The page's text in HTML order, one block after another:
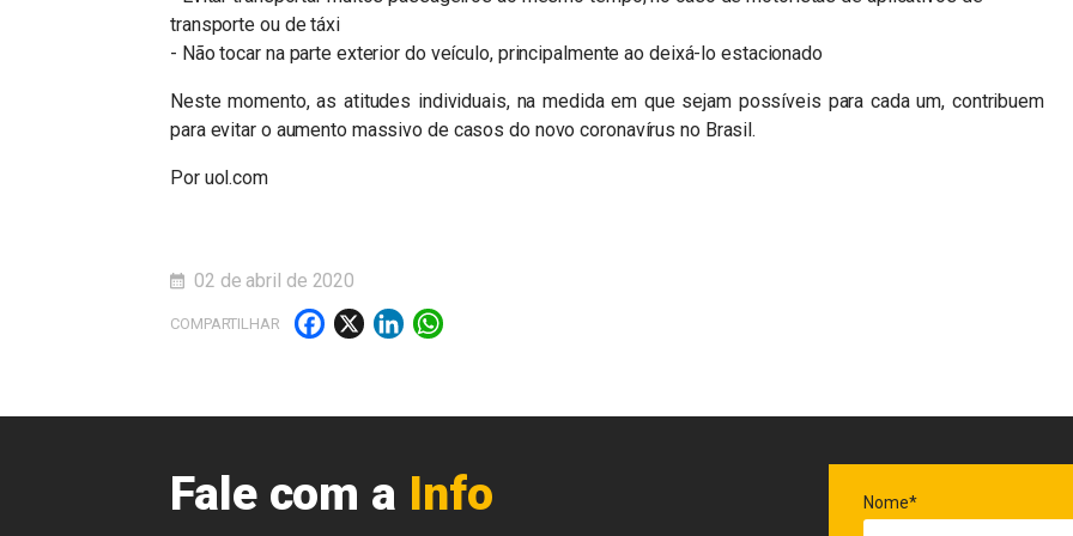
transporte ou de táxi
- Não tocar na parte exterior do veículo, principalmente ao deixá-lo estacionado
Neste momento, as atitudes individuais, na medida em que sejam possíveis para cada um, contribuem
para evitar o aumento massivo de casos do novo coronavírus no Brasil.
Por uol.com
02 de abril de 2020
COMPARTILHAR Facebook
X LinkedIn
WhatsApp
Fale com a Info Nome*